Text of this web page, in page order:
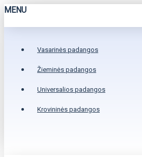
MENU
Vasarinės padangos
Žieminės padangos
Universalios padangos
Krovininės padangos